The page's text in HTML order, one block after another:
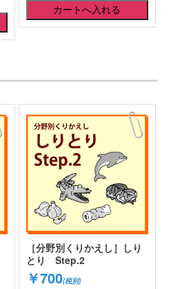
［分野別くりかえし］しり
とり Step.2
￥700(税別)